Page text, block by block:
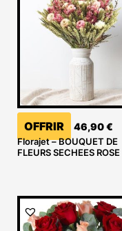
OFFRIR 46,90€
Florajet – BOUQUET DE
FLEURS SECHEES ROSE